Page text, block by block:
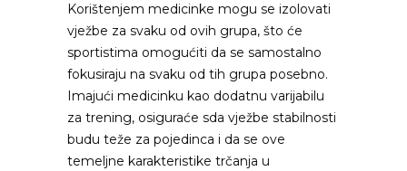
Korištenjem medicinke mogu se izolovati
vježbe za svaku od ovih grupa, što će
sportistima omogućiti da se samostalno
fokusiraju na svaku od tih grupa posebno.
Imajući medicinku kao dodatnu varijabilu
za trening, osiguraće sda vježbe stabilnosti
budu teže za pojedinca i da se ove
temeljne karakteristike trčanja u